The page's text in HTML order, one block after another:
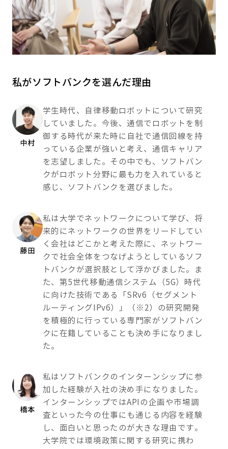
私がソフトバンクを選んだ理由
中村
学生時代、自律移動ロボットについて研究
していました。今後、通信でロボットを制
御する時代が来た時に自社で通信回線を持
っている企業が強いと考え、通信キャリア
を志望しました。その中でも、ソフトバン
クがロボット分野に最も力を入れていると
感じ、ソフトバンクを選びました。
藤田
私は大学でネットワークについて学び、将
来的にネットワークの世界をリードしてい
く会社はどこかと考えた際に、ネットワー
クで社会全体をつなげようとしているソフ
トバンクが選択肢として浮かびました。ま
た、第5世代移動通信システム（5G）時代
に向けた技術である「SRv6（セグメント
ルーティングIPv6）」（※2）の研究開発
を積極的に行っている専門家がソフトバン
クに在籍していることも決め手になりまし
た。
橋本
私はソフトバンクのインターンシップに参
加した経験が入社の決め手になりました。
インターンシップではAPIの企画や市場調
査といった今の仕事にも通じる内容を経験
し、面白いと思ったのが大きな理由です。
大学院では環境政策に関する研究に携わ